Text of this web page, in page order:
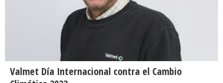
Valmet Día Internacional contra el Cambio